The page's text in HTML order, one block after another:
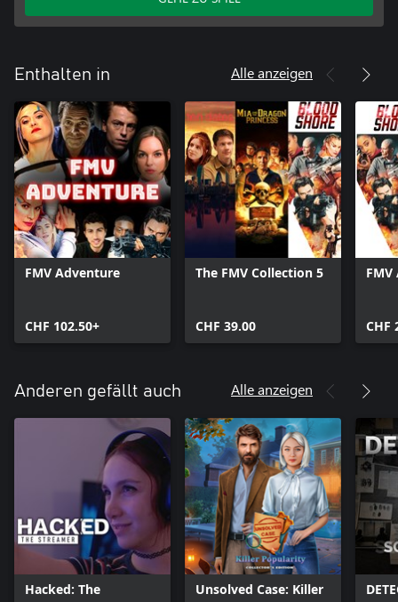
Enthalten in Alle anzeigen
FMV Adventure
CHF 102.50+
The FMV Collection 5
CHF 39.00 CHF
Anderen gefällt auch Alle anzeigen
Hacked: The
Unsolved Case: Killer